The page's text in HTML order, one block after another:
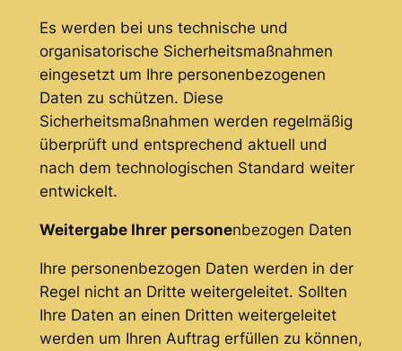
Es werden bei uns technische und
organisatorische Sicherheitsmaßnahmen
eingesetzt um Ihre personenbezogenen
Daten zu schützen. Diese
Sicherheitsmaßnahmen werden regelmäßig
überprüft und entsprechend aktuell und
nach dem technologischen Standard weiter
entwickelt.
Weitergabe Ihrer personenbezogen Daten
Ihre personenbezogen Daten werden in der
Regel nicht an Dritte weitergeleitet. Sollten
Ihre Daten an einen Dritten weitergeleitet
werden um Ihren Auftrag erfüllen zu können,